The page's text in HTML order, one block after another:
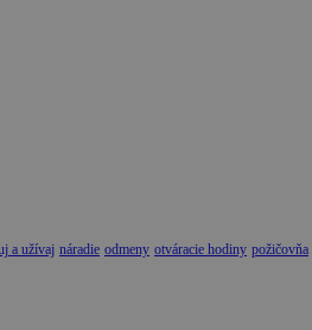
a užívaj náradie odmeny otváracie hodiny požičovňa